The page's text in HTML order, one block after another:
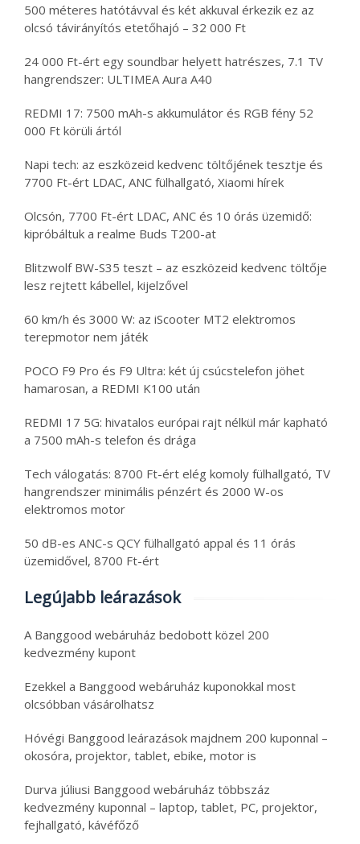
500 méteres hatótávval és két akkuval érkezik ez az
olcsó távirányítós etetőhajó – 32 000 Ft
24 000 Ft-ért egy soundbar helyett hatrészes, 7.1 TV
hangrendszer: ULTIMEA Aura A40
REDMI 17: 7500 mAh-s akkumulátor és RGB fény 52
000 Ft körüli ártól
Napi tech: az eszközeid kedvenc töltőjének tesztje és
7700 Ft-ért LDAC, ANC fülhallgató, Xiaomi hírek
Olcsón, 7700 Ft-ért LDAC, ANC és 10 órás üzemidő:
kipróbáltuk a realme Buds T200-at
Blitzwolf BW-S35 teszt – az eszközeid kedvenc töltője
lesz rejtett kábellel, kijelzővel
60 km/h és 3000 W: az iScooter MT2 elektromos
terepmotor nem játék
POCO F9 Pro és F9 Ultra: két új csúcstelefon jöhet
hamarosan, a REDMI K100 után
REDMI 17 5G: hivatalos európai rajt nélkül már kapható
a 7500 mAh-s telefon és drága
Tech válogatás: 8700 Ft-ért elég komoly fülhallgató, TV
hangrendszer minimális pénzért és 2000 W-os
elektromos motor
50 dB-es ANC-s QCY fülhallgató appal és 11 órás
üzemidővel, 8700 Ft-ért
Legújabb leárazások
A Banggood webáruház bedobott közel 200
kedvezmény kupont
Ezekkel a Banggood webáruház kuponokkal most
olcsóbban vásárolhatsz
Hóvégi Banggood leárazások majdnem 200 kuponnal –
okosóra, projektor, tablet, ebike, motor is
Durva júliusi Banggood webáruház többszáz
kedvezmény kuponnal – laptop, tablet, PC, projektor,
fejhallgató, kávéfőző